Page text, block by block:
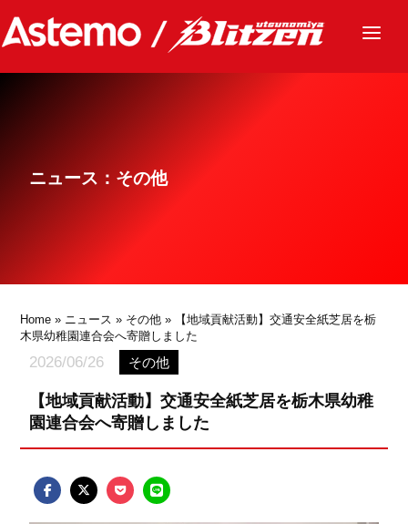
ニュース
グッズ
ニュース：その他
Home » ニュース » その他 » 【地域貢献活動】交通安全紙芝居を栃
木県幼稚園連合会へ寄贈しました
2026/06/26 その他
【地域貢献活動】交通安全紙芝居を栃木県幼稚
園連合会へ寄贈しました